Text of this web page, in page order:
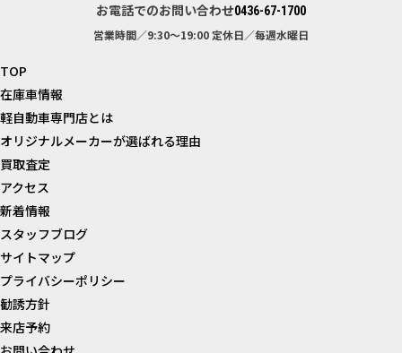
お電話でのお問い合わせ0436-67-1700
営業時間／9:30～19:00定休日／毎週水曜日
TOP
在庫車情報
軽自動車専門店とは
オリジナルメーカーが選ばれる理由
買取査定
アクセス
新着情報
スタッフブログ
サイトマップ
プライバシーポリシー
勧誘方針
来店予約